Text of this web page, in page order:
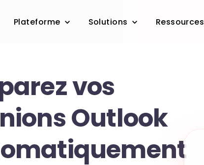
Plateforme Solutions Ressources
vos
Outlook